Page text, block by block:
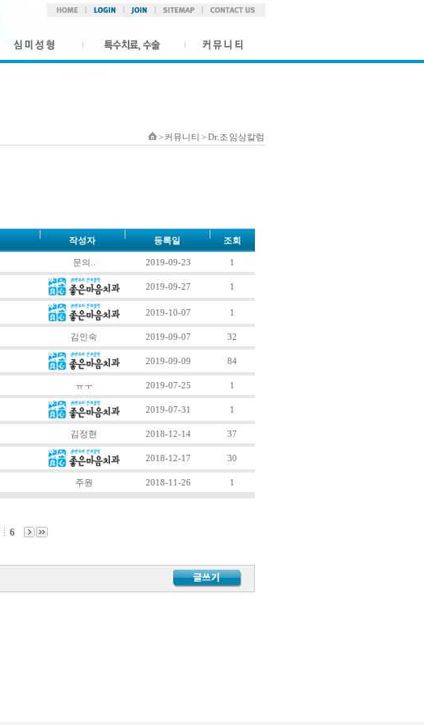
> 커뮤니티 > Dr.조 임상칼럼
작성자 등록일 조회
문의.. 2019-09-23 1
2019-09-27 1
2019-10-07 1
김인숙 2019-09-07 32
2019-09-09 84
ㅠㅜ 2019-07-25 1
2019-07-31 1
김정현 2018-12-14 37
2018-12-17 30
주원 2018-11-26 1
6